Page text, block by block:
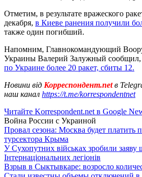
Отметим, в результате вражеского
декабря, в Киеве ранения получили
также один погибший.
Напомним, Главнокомандующий
Украины Валерий Залужный сообщил,
по Украине более 20 ракет, сбиты 12.
Новини від Корреспондент.netв
наш канал https://t.me/korrespondentnet
Читайте Korrespondent.net в Google
Война России с Украиной
Провал сезона: Москва будет платить
турсектора Крыма
У Сухопутних військах зробили заяву
Інтернаціональних легіонів
Взрыв в Сыктывкаре: возросло